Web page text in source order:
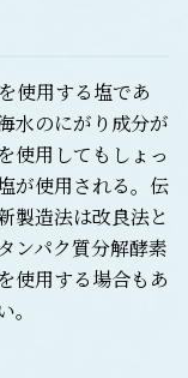
使用する塩であ
水のにがり成分が
使用してもしょっ
が使用される。伝
製造法は改良法と
ンパク質分解酵素
使用する場合もあ